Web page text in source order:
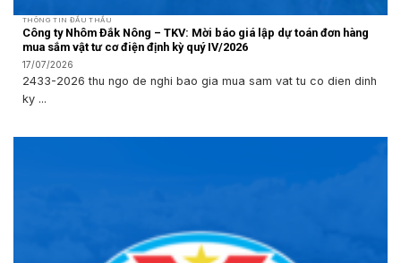
THÔNG TIN ĐẤU THẦU
Công ty Nhôm Đắk Nông – TKV: Mời báo giá lập dự toán đơn hàng
mua sắm vật tư cơ điện định kỳ quý IV/2026
17/07/2026
2433-2026 thu ngo de nghi bao gia mua sam vat tu co dien dinh
ky ...